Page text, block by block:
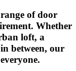
of door
Whether
loft, a
between, our